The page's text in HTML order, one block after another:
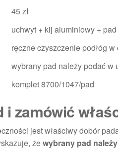
45 zł
uchwyt + kij aluminiowy +
ręczne czyszczenie podłóg
wybrany pad należy podać w
komplet 8700/1047/pad
i zamówić
jest właściwy dobór
żewybrany pad